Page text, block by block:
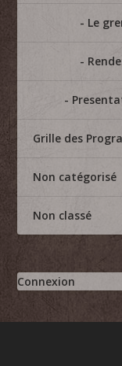
Le
Grille des
Non catégorisé
Non classé
Connexion